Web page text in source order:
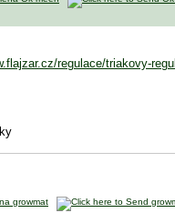
regulace/triakovy-